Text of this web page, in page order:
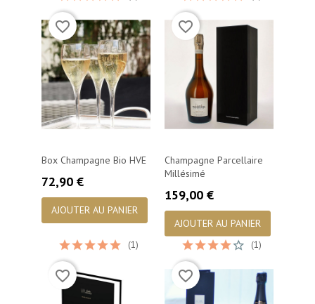
Box Champagne Bio HVE
Prix
72,90 €
AJOUTER AU PANIER
favorite_border
Champagne Parcellaire
Millésimé
Prix
159,00 €
AJOUTER AU PANIER
favorite_border
(1)
favorite_border
(1)
favorite_border